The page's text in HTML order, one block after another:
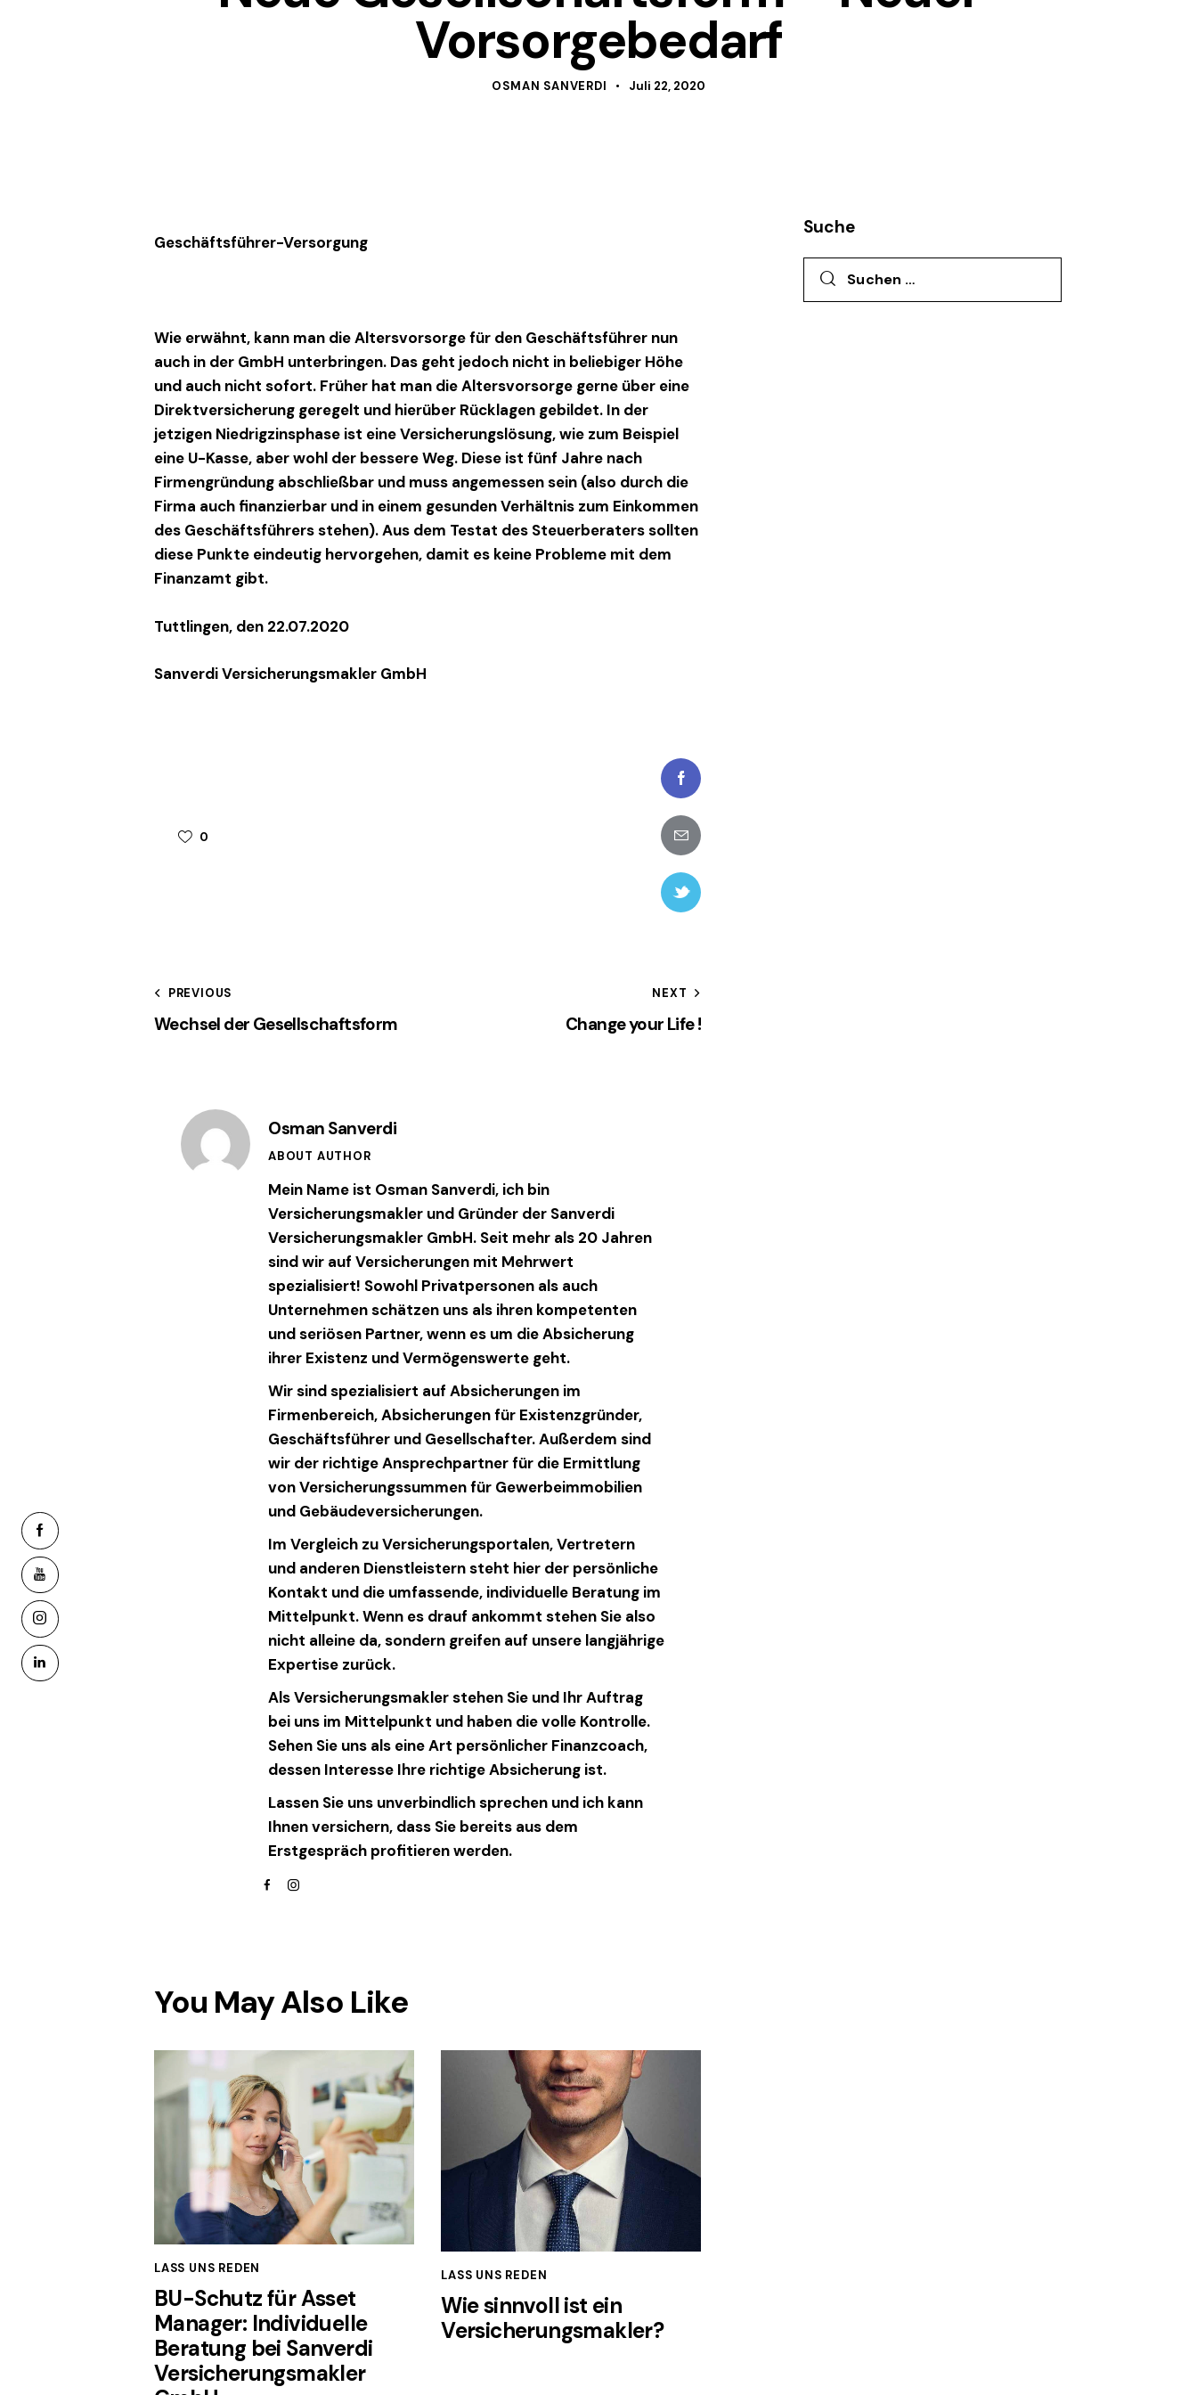
Vorsorgebedarf
OSMAN SANVERDI Juli 22, 2020
Geschäftsführer-Versorgung
Wie erwähnt, kann man die Altersvorsorge für den Geschäftsführer nun
auch in der GmbH unterbringen. Das geht jedoch nicht in beliebiger Höhe
und auch nicht sofort. Früher hat man die Altersvorsorge gerne über eine
Direktversicherung geregelt und hierüber Rücklagen gebildet. In der
jetzigen Niedrigzinsphase ist eine Versicherungslösung, wie zum Beispiel
eine U-Kasse, aber wohl der bessere Weg. Diese ist fünf Jahre nach
Firmengründung abschließbar und muss angemessen sein (also durch die
Firma auch finanzierbar und in einem gesunden Verhältnis zum Einkommen
des Geschäftsführers stehen). Aus dem Testat des Steuerberaters sollten
diese Punkte eindeutig hervorgehen, damit es keine Probleme mit dem
Finanzamt gibt.
Tuttlingen, den 22.07.2020
Sanverdi Versicherungsmakler GmbH
0
Facebook
Share-
email
Twitter-
Beitragsnavigation
PREVIOUS
Wechsel der Gesellschaftsform
NEXT
Change your Life !
Osman Sanverdi
ABOUT AUTHOR
Mein Name ist Osman Sanverdi, ich bin
Versicherungsmakler und Gründer der Sanverdi
Versicherungsmakler GmbH. Seit mehr als 20 Jahren
sind wir auf Versicherungen mit Mehrwert
spezialisiert! Sowohl Privatpersonen als auch
Unternehmen schätzen uns als ihren kompetenten
und seriösen Partner, wenn es um die Absicherung
ihrer Existenz und Vermögenswerte geht.
Wir sind spezialisiert auf Absicherungen im
Firmenbereich, Absicherungen für Existenzgründer,
Geschäftsführer und Gesellschafter. Außerdem sind
wir der richtige Ansprechpartner für die Ermittlung
von Versicherungssummen für Gewerbeimmobilien
und Gebäudeversicherungen.
Im Vergleich zu Versicherungsportalen, Vertretern
und anderen Dienstleistern steht hier der persönliche
Kontakt und die umfassende, individuelle Beratung im
Mittelpunkt. Wenn es drauf ankommt stehen Sie also
nicht alleine da, sondern greifen auf unsere langjährige
Expertise zurück.
Als Versicherungsmakler stehen Sie und Ihr Auftrag
bei uns im Mittelpunkt und haben die volle Kontrolle.
Sehen Sie uns als eine Art persönlicher Finanzcoach,
dessen Interesse Ihre richtige Absicherung ist.
Lassen Sie uns unverbindlich sprechen und ich kann
Ihnen versichern, dass Sie bereits aus dem
Erstgespräch profitieren werden.
facebookinstagram
You May Also Like
LASS UNS REDEN
BU-Schutz für Asset
Manager: Individuelle
Beratung bei Sanverdi
Versicherungsmakler
LASS UNS REDEN
Wie sinnvoll ist ein
Versicherungsmakler?
Suche
Suchen nach:
facebook-
youtube
instagram
linkedin